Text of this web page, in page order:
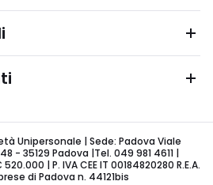
Unipersonale | Sede: Padova Viale
- 35129 Padova |Tel. 049 981 4611 |
| P. IVA CEE IT 00184820280 R.E.A.
di Padova n. 44121bis